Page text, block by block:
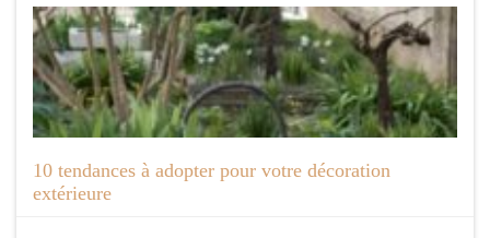
10 tendances à adopter pour votre décoration
extérieure